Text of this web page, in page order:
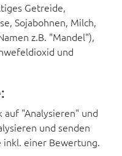
Getreide,
Sojabohnen, Milch,
z.B. "Mandel"),
und
auf "Analysieren" und
und senden
inkl. einer Bewertung.